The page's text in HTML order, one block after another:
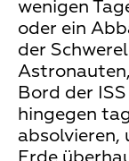
wenigen
oder ein
der
Bord der
hingegen
absolvieren,
Erde